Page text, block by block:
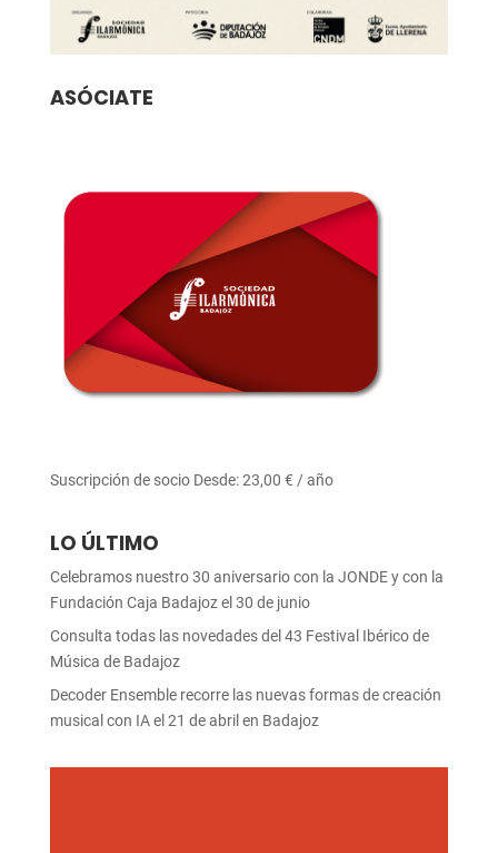
ASÓCIATE
Suscripción de socio Desde:23,00 € / año
LO ÚLTIMO
Celebramos nuestro 30 aniversario con la JONDE y con la
Fundación Caja Badajoz el 30 de junio
Consulta todas las novedades del 43 Festival Ibérico de
Música de Badajoz
Decoder Ensemble recorre las nuevas formas de creación
musical con IA el 21 de abril en Badajoz